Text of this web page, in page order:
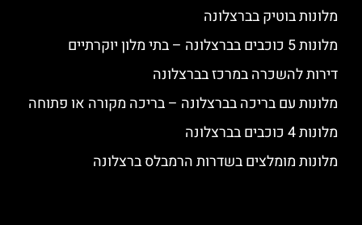
מלונות בוטיק בברצלונה
מלונות 5 כוכבים בברצלונה – בתי מלון יוקרתיים
דירות להשכרה במרכז בברצלונה
מלונות עם בריכה בברצלונה – בריכה מקורה או פתוחה
מלונות 4 כוכבים בברצלונה
מלונות מומלצים בשדרות הרמבלס ברצלונה